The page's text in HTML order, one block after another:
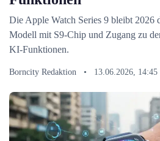
Die Apple Watch Series 9 bleibt 2026
Modell mit S9-Chip und Zugang zu
KI-Funktionen.
Borncity Redaktion • 13.06.2026,